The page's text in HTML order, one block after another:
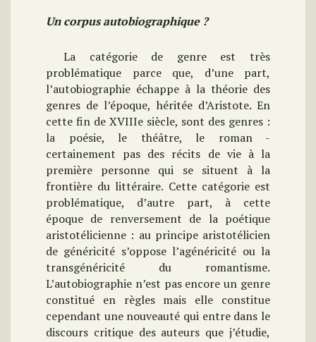
Un corpus autobiographique ?
La catégorie de genre est très
problématique parce que, d’une part,
l’autobiographie échappe à la théorie des
genres de l’époque, héritée d’Aristote. En
cette fin de XVIIIe siècle, sont des genres :
la poésie, le théâtre, le roman -
certainement pas des récits de vie à la
première personne qui se situent à la
frontière du littéraire. Cette catégorie est
problématique, d’autre part, à cette
époque de renversement de la poétique
aristotélicienne : au principe aristotélicien
de généricité s’oppose l’agénéricité ou la
transgénéricité du romantisme.
L’autobiographie n’est pas encore un genre
constitué en règles mais elle constitue
cependant une nouveauté qui entre dans le
discours critique des auteurs que j’étudie,